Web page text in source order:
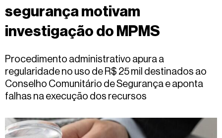
Fale
conosco
segurança motivam
investigação do MPMS
Procedimento administrativo apura a
regularidade no uso de R$ 25 mil destinados ao
Conselho Comunitário de Segurança e aponta
falhas na execução dos recursos